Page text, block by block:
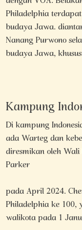
Philadelphia
budaya Jawa.
Nanang Purwono
budaya Jawa,
Kampung
Di kampung
ada Warteg dan
diresmikan oleh
Parker
pada April 2024.
Philadelphia ke
walikota pada 1